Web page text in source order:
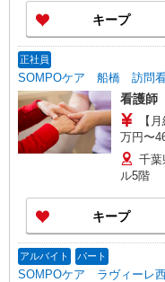
キープ
正社員
SOMPOケア 船橋 訪問看
看護師
【月
万円〜461
手当、
れる手当を含み
給：
ります
千
ル5階
キープ
アルバイト パート
SOMPOケア ラヴィーレ